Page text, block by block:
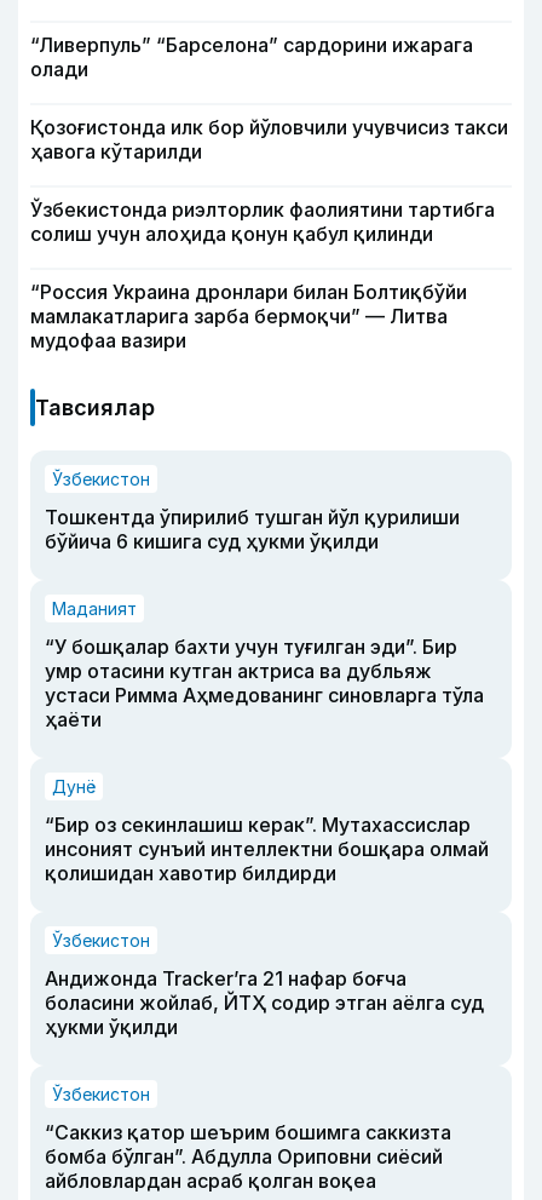
“Ливерпуль” “Барселона” сардорини ижарага
олади
Қозоғистонда илк бор йўловчили учувчисиз такси
ҳавога кўтарилди
Ўзбекистонда риэлторлик фаолиятини тартибга
солиш учун алоҳида қонун қабул қилинди
“Россия Украина дронлари билан Болтиқбўйи
мамлакатларига зарба бермоқчи” — Литва
мудофаа вазири
Тавсиялар
Ўзбекистон
Тошкентда ўпирилиб тушган йўл қурилиши
бўйича 6 кишига суд ҳукми ўқилди
Маданият
“У бошқалар бахти учун туғилган эди”. Бир
умр отасини кутган актриса ва дубльяж
устаси Римма Аҳмедованинг синовларга тўла
ҳаёти
Дунё
“Бир оз секинлашиш керак”. Мутахассислар
инсоният сунъий интеллектни бошқара олмай
қолишидан хавотир билдирди
Ўзбекистон
Андижонда Tracker’га 21 нафар боғча
боласини жойлаб, ЙТҲ содир этган аёлга суд
ҳукми ўқилди
Ўзбекистон
“Саккиз қатор шеърим бошимга саккизта
бомба бўлган”. Абдулла Ориповни сиёсий
айбловлардан асраб қолган воқеа